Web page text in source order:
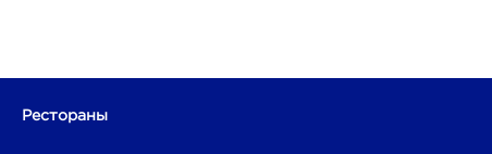
Рестораны